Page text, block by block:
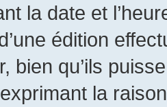
la date et
d’une édition
bien qu’ils
la